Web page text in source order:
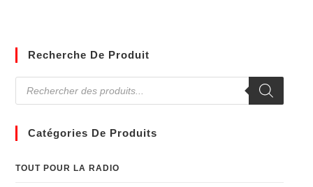
Recherche De Produit
Catégories De Produits
TOUT POUR LA RADIO